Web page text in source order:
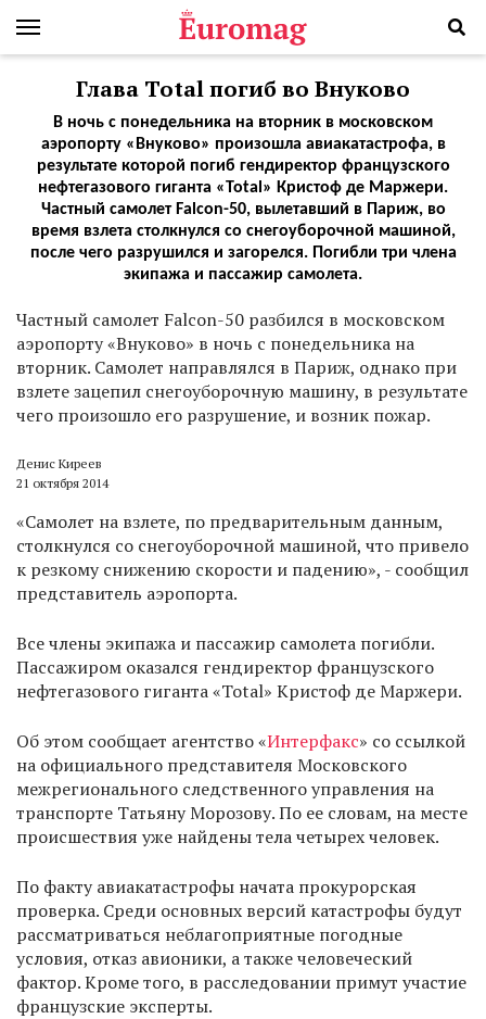
Глава Total погиб во Внуково
В ночь с понедельника на вторник в московском
аэропорту «Внуково» произошла авиакатастрофа, в
результате которой погиб гендиректор французского
нефтегазового гиганта «Total» Кристоф де Маржери.
Частный самолет Falcon-50, вылетавший в Париж, во
время взлета столкнулся со снегоуборочной машиной,
после чего разрушился и загорелся. Погибли три члена
экипажа и пассажир самолета.
Частный самолет Falcon-50 разбился в московском
аэропорту «Внуково» в ночь с понедельника на
вторник. Самолет направлялся в Париж, однако при
взлете зацепил снегоуборочную машину, в результате
чего произошло его разрушение, и возник пожар.
Денис Киреев
21 октября 2014
«Самолет на взлете, по предварительным данным,
столкнулся со снегоуборочной машиной, что привело
к резкому снижению скорости и падению», - сообщил
представитель аэропорта.
Все члены экипажа и пассажир самолета погибли.
Пассажиром оказался гендиректор французского
нефтегазового гиганта «Total» Кристоф де Маржери.
Об этом сообщает агентство «Интерфакс» со ссылкой
на официального представителя Московского
межрегионального следственного управления на
транспорте Татьяну Морозову. По ее словам, на месте
происшествия уже найдены тела четырех человек.
По факту авиакатастрофы начата прокурорская
проверка. Среди основных версий катастрофы будут
рассматриваться неблагоприятные погодные
условия, отказ авионики, а также человеческий
фактор. Кроме того, в расследовании примут участие
французские эксперты.